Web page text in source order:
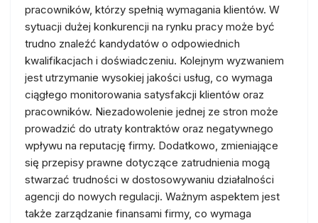
pracowników, którzy spełnią wymagania klientów. W
sytuacji dużej konkurencji na rynku pracy może być
trudno znaleźć kandydatów o odpowiednich
kwalifikacjach i doświadczeniu. Kolejnym wyzwaniem
jest utrzymanie wysokiej jakości usług, co wymaga
ciągłego monitorowania satysfakcji klientów oraz
pracowników. Niezadowolenie jednej ze stron może
prowadzić do utraty kontraktów oraz negatywnego
wpływu na reputację firmy. Dodatkowo, zmieniające
się przepisy prawne dotyczące zatrudnienia mogą
stwarzać trudności w dostosowywaniu działalności
agencji do nowych regulacji. Ważnym aspektem jest
także zarządzanie finansami firmy, co wymaga